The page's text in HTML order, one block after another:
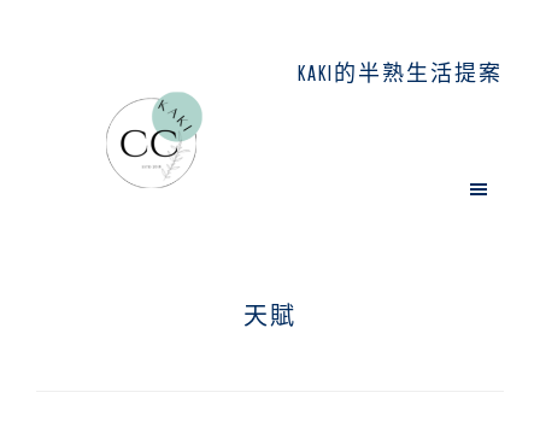
KAKI的半熟生活提案
天賦